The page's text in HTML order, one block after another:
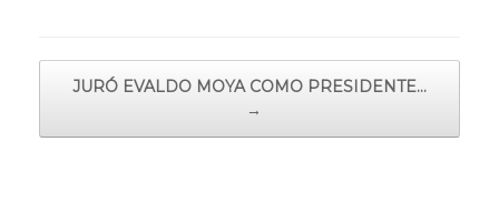
JURÓ EVALDO MOYA COMO PRESIDENTE…
→